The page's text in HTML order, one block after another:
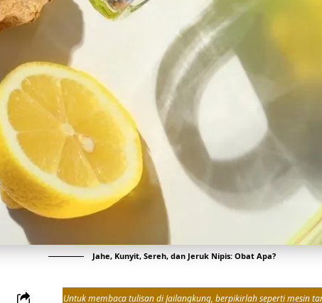
Jahe, Kunyit, Sereh, dan Jeruk Nipis: Obat Apa?
Untuk membaca tulisan di Jailangkung, berpikirlah seperti mesin